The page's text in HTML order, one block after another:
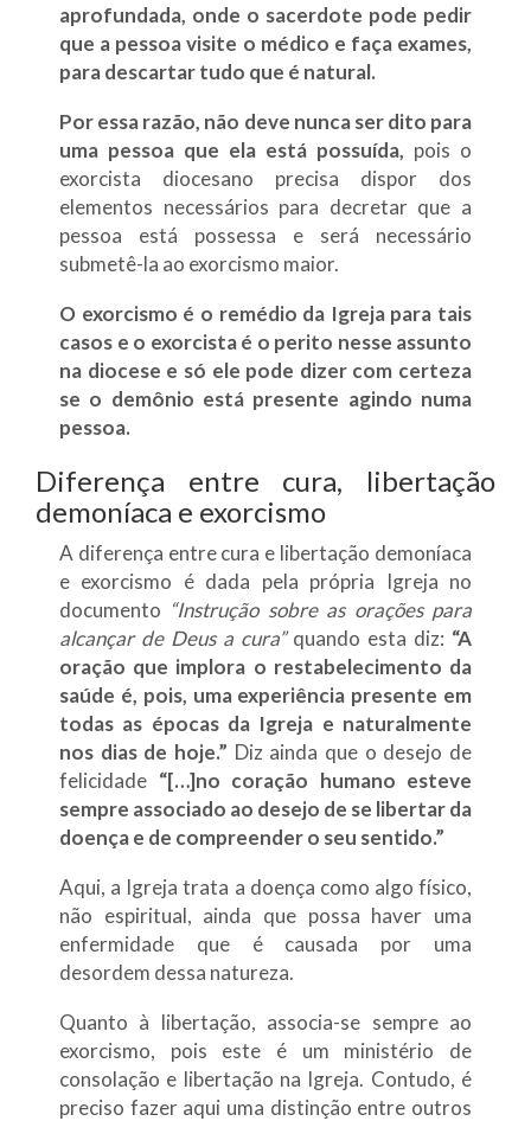
aprofundada, onde o sacerdote pode pedir
que a pessoa visite o médico e faça exames,
para descartar tudo que é natural.
Por essa razão, não deve nunca ser dito para
uma pessoa que ela está possuída, pois o
exorcista diocesano precisa dispor dos
elementos necessários para decretar que a
pessoa está possessa e será necessário
submetê-la ao exorcismo maior.
O exorcismo é o remédio da Igreja para tais
casos e o exorcista é o perito nesse assunto
na diocese e só ele pode dizer com certeza
se o demônio está presente agindo numa
pessoa.
Diferença entre cura, libertação
demoníaca e exorcismo
A diferença entre cura e libertação demoníaca
e exorcismo é dada pela própria Igreja no
documento “Instrução sobre as orações para
alcançar de Deus a cura”quando esta diz: “A
oração que implora o restabelecimento da
saúde é, pois, uma experiência presente em
todas as épocas da Igreja e naturalmente
nos dias de hoje.” Diz ainda que o desejo de
felicidade “[…]no coração humano esteve
sempre associado ao desejo de se libertar da
doença e de compreender o seu sentido.”
Aqui, a Igreja trata a doença como algo físico,
não espiritual, ainda que possa haver uma
enfermidade que é causada por uma
desordem dessa natureza.
Quanto à libertação, associa-se sempre ao
exorcismo, pois este é um ministério de
consolação e libertação na Igreja. Contudo, é
preciso fazer aqui uma distinção entre outros